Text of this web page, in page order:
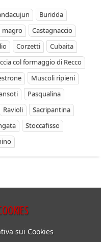
Buridda
magro
Castagnaccio
Corzetti
Cubaita
col formaggio di Recco
Muscoli ripieni
Pasqualina
Ravioli
Sacripantina
Stoccafisso
sui Cookies